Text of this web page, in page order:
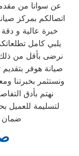
عن سوانا من
خبرة عالية و
يلبي كامل
نرضى بأقل من
صيانة هوفر
ونستثمر بخبرتنا
نهتم بأدق
لتسليمة للعميل
ضمان